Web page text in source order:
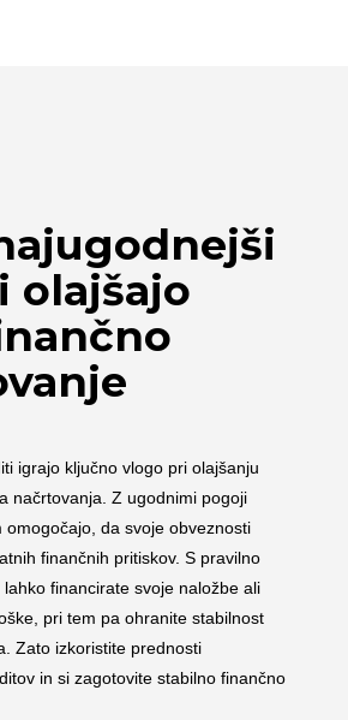
olajšajo
igrajo ključno vlogo pri olajšanju
načrtovanja. Z ugodnimi pogoji
omogočajo, da svoje obveznosti
finančnih pritiskov. S pravilno
financirate svoje naložbe ali
pri tem pa ohranite stabilnost
Zato izkoristite prednosti
in si zagotovite stabilno finančno